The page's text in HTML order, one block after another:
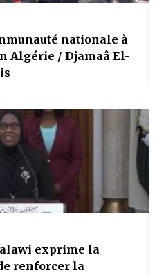
nationale à
Algérie / Djamaâ El-
exprime la
renforcer la